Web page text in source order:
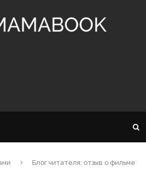
Блог читателя: отзыв о фильме